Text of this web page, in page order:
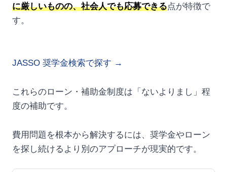
に厳しいものの、社会人でも応募できる点が特徴で
す。
JASSO 奨学金検索で探す →
これらのローン・補助金制度は「ないよりまし」程
度の補助です。
費用問題を根本から解決するには、奨学金やローン
を探し続けるより別のアプローチが現実的です。